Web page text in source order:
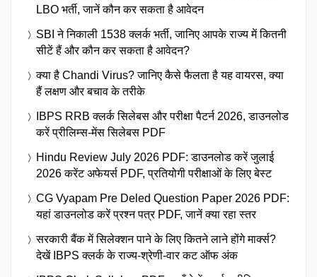
LBO भर्ती, जानें कौन कर सकता है आवेदन
SBI ने निकाली 1538 क्लर्क भर्ती, जानिए आपके राज्य में कितनी
सीटें हैं और कौन कर सकता है आवेदन?
क्या है Chandi Virus? जानिए कैसे फैलता है यह वायरस, क्या
हैं लक्षण और बचाव के तरीके
IBPS RRB क्लर्क सिलेबस और परीक्षा पैटर्न 2026, डाउनलोड
करें प्रीलिम्स-मेंस सिलेबस PDF
Hindu Review July 2026 PDF: डाउनलोड करें जुलाई
2026 करेंट अफेयर्स PDF, प्रतियोगी परीक्षाओं के लिए बेस्ट
CG Vyapam Pre Deled Question Paper 2026 PDF:
यहां डाउनलोड करें प्रश्न पत्र PDF, जानें क्या रहा स्तर
सरकारी बैंक में सिलेक्शन पाने के लिए कितने लाने होंगे मार्क्स?
देखें IBPS क्लर्क के राज्य-श्रेणी-वार कट ऑफ अंक